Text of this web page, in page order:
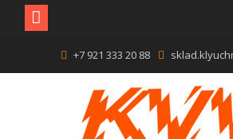
содержимому
+7 921 333 20 88